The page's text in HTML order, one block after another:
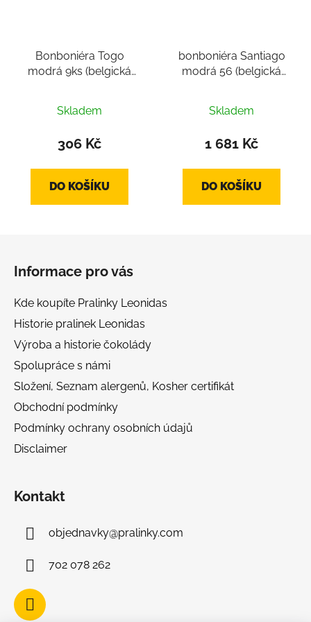
Bonboniéra Togo
modrá 9ks (belgická
Skladem
306 Kč
DO KOŠÍKU
bonboniéra Santiago
modrá 56 (belgická
900g)
Skladem
1 681 Kč
DO KOŠÍKU
Informace pro vás
Kde koupíte Pralinky Leonidas
Historie pralinek Leonidas
Výroba a historie čokolády
Spolupráce s námi
Složení, Seznam alergenů, Kosher certifikát
Obchodní podmínky
Podmínky ochrany osobních údajů
Disclaimer
Kontakt
objednavky@pralinky.com
702 078 262